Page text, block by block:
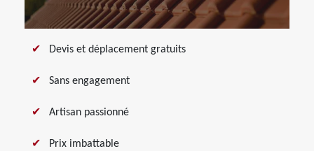
Devis et déplacement gratuits
Sans engagement
Artisan passionné
Prix imbattable